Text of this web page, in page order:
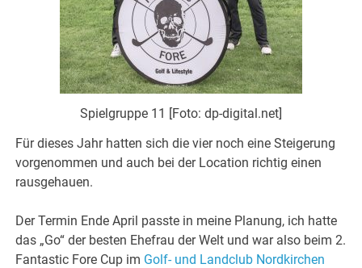
Spielgruppe 11 [Foto: dp-digital.net]
Für dieses Jahr hatten sich die vier noch eine Steigerung
vorgenommen und auch bei der Location richtig einen
rausgehauen.
Der Termin Ende April passte in meine Planung, ich hatte
das „Go“ der besten Ehefrau der Welt und war also beim 2.
Fantastic Fore Cup im Golf- und Landclub Nordkirchen